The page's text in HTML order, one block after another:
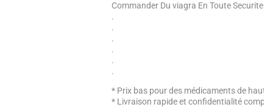
Commander Du viagra En Toute Securite
.
.
.
.
.
.
* Prix bas pour des médicaments de haute
* Livraison rapide et confidentialité